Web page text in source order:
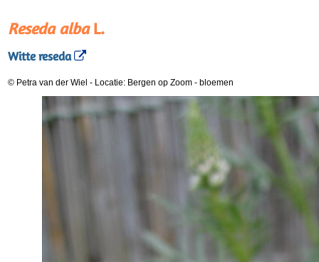
Reseda albaL.
Witte reseda
© Petra van der Wiel - Locatie: Bergen op Zoom - bloemen